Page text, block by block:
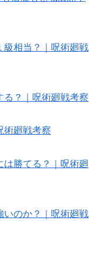
相当？｜呪術廻戦
る？｜呪術廻戦考察
術廻戦考察
は勝てる？｜呪術廻
いのか？｜呪術廻戦